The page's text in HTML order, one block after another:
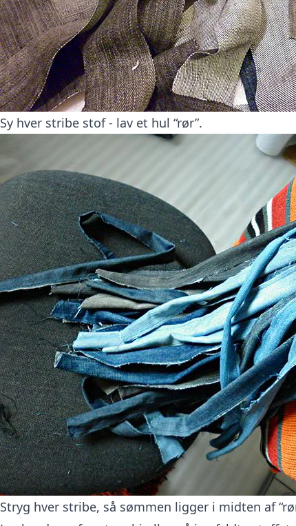
Sy hver stribe stof - lav et hul “rør”.
Stryg hver stribe, så sømmen ligger i midten af